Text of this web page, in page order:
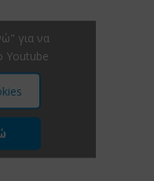
για να
Youtube